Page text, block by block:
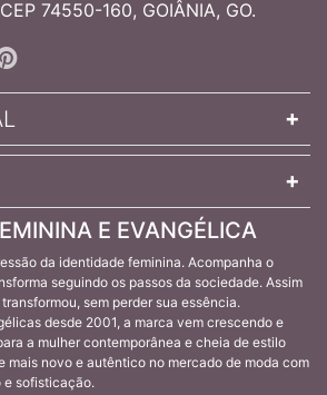
74550-160, GOIÂNIA, GO.
E EVANGÉLICA
da identidade feminina. Acompanha o
seguindo os passos da sociedade. Assim
sem perder sua essência.
desde 2001, a marca vem crescendo e
a mulher contemporânea e cheia de estilo
mais novo e autêntico no mercado de moda com
e sofisticação.